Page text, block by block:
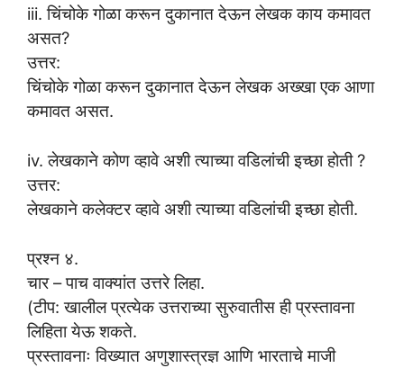
iii. चिंचोके गोळा करून दुकानात देऊन लेखक काय कमावत
असत?
उत्तर:
चिंचोके गोळा करून दुकानात देऊन लेखक अख्खा एक आणा
कमावत असत.
iv. लेखकाने कोण व्हावे अशी त्याच्या वडिलांची इच्छा होती ?
उत्तर:
लेखकाने कलेक्टर व्हावे अशी त्याच्या वडिलांची इच्छा होती.
प्रश्न ४.
चार – पाच वाक्यांत उत्तरे लिहा.
(टीप: खालील प्रत्येक उत्तराच्या सुरुवातीस ही प्रस्तावना
लिहिता येऊ शकते.
प्रस्तावनाः विख्यात अणुशास्त्रज्ञ आणि भारताचे माजी